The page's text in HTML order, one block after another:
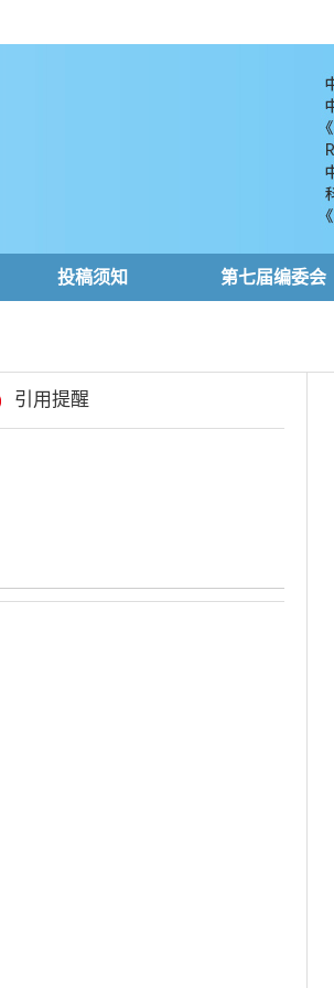
投稿须知 第七届编委会
引用提醒